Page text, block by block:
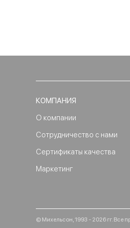
КОМПАНИЯ
О компании
Сотрудничество с нами
Сертификаты качества
Маркетинг
© Михельсон, 1993 - 2026 гг. Все